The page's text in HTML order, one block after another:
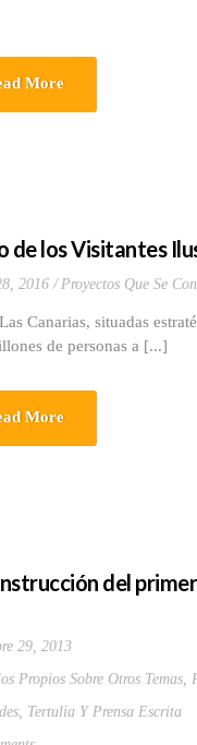
More
de los Visitantes
2016 Proyectos Que Se
situadas
de personas a [...]
More
del
29, 2013
Propios Sobre Otros Temas,
, Tertulia Y Prensa Escrita